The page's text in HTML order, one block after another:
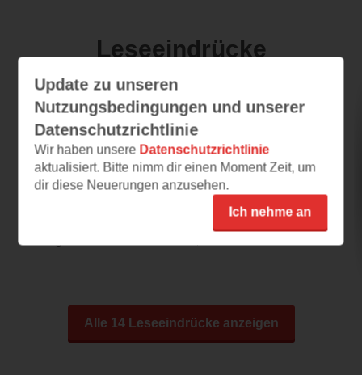
Leseeindrücke
Cinnamon Spice Love
22.07.2026 – 09:56
Das klingt nach dem perfekten
Herbst-Wohlfühlbuch!
Alle 14 Leseeindrücke anzeigen
Update zu unseren
Nutzungsbedingungen und unserer
Datenschutzrichtlinie
Wir haben unsere Datenschutzrichtlinie
aktualisiert. Bitte nimm dir einen Moment Zeit, um
dir diese Neuerungen anzusehen.
Ich nehme an